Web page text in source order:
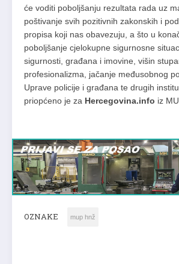
će voditi poboljšanju rezultata rada uz
poštivanje svih pozitivnih zakonskih i
propisa koji nas obavezuju, a što u
poboljšanje cjelokupne sigurnosne
sigurnosti, građana i imovine, višin
profesionalizma, jačanje međusobnog
Uprave policije i građana te drugih
priopćeno je za Hercegovina.info iz
OZNAKE mup hnž